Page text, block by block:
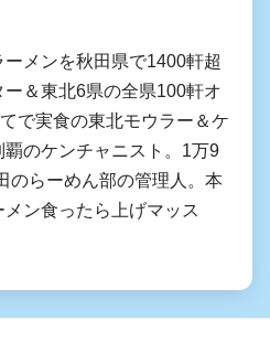
メンを秋田県で1400軒超
＆東北6県の全県100軒オ
で実食の東北モウラー＆ケ
のケンチャニスト。1万9
のらーめん部の管理人。本
ン食ったら上げマッス